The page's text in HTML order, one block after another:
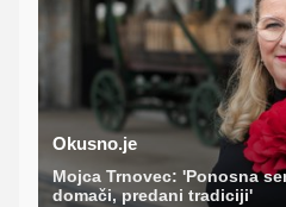
Okusno.je
Mojca Trnovec: 'Ponosna
domači, predani tradiciji'